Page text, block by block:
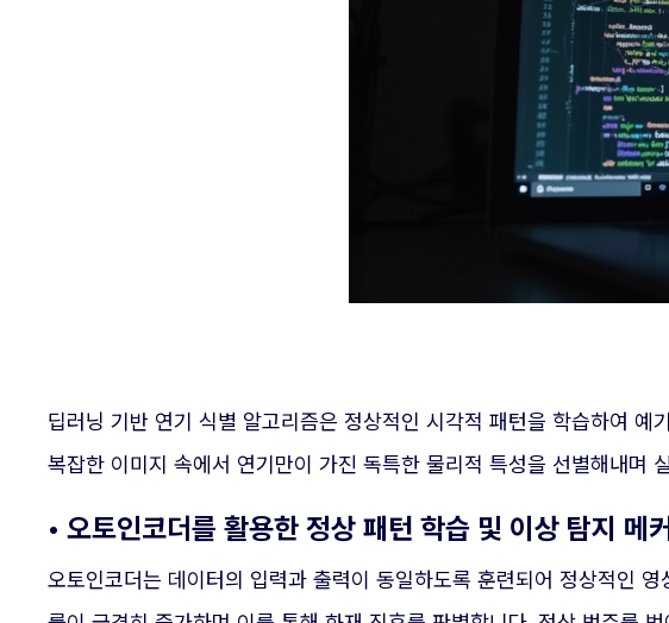
딥러닝 기반 연기 식별 알고리즘은 정상적인 시각적 패턴을 학습하여
복잡한 이미지 속에서 연기만이 가진 독특한 물리적 특성을 선별해내며
• 오토인코더를 활용한 정상 패턴 학습 및 이상 탐지 메
오토인코더는 데이터의 입력과 출력이 동일하도록 훈련되어 정상적인